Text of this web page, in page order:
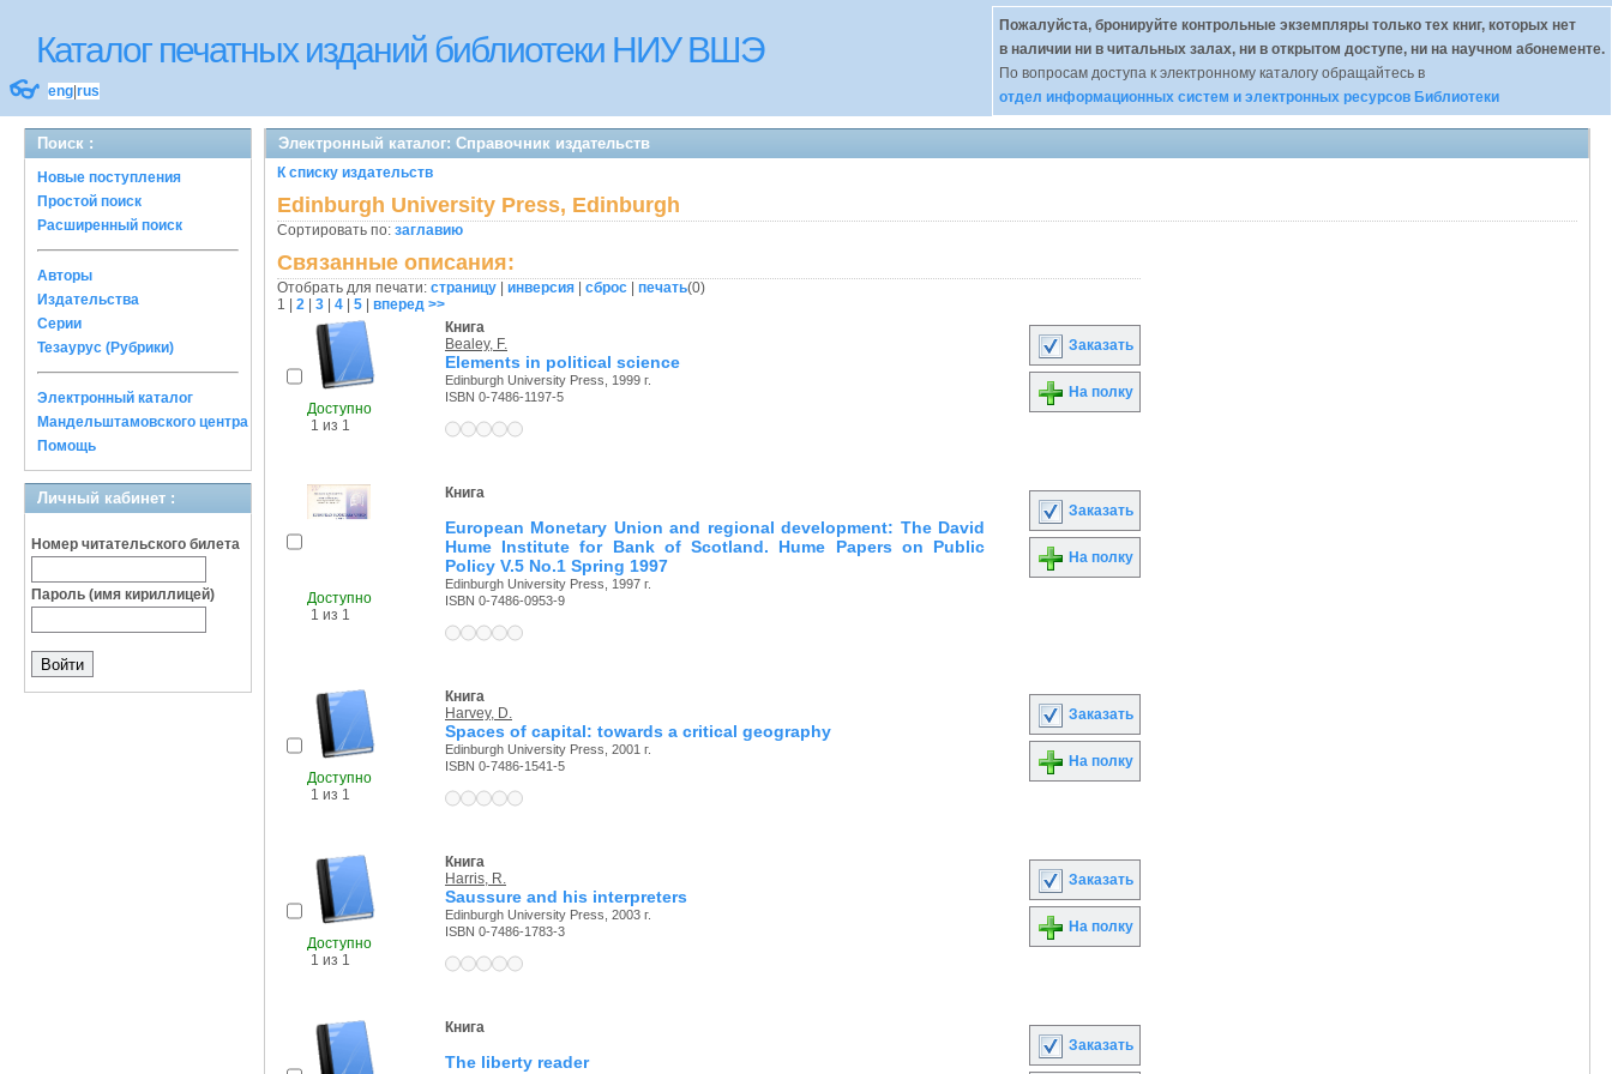
Каталог печатных изданий библиотеки НИУ ВШЭ
👓 eng rus
Пожалуйста, бронируйте контрольные экземпляры только тех книг, которых нет
в наличии ни в читальных залах, ни в открытом доступе, ни на научном абонементе.
По вопросам доступа к электронному каталогу обращайтесь в
отдел информационных систем и электронных ресурсов Библиотеки
Поиск :
Новые поступления
Простой поиск
Расширенный поиск
Авторы
Издательства
Серии
Тезаурус (Рубрики)
Электронный каталог
Мандельштамовского центра
Помощь
Личный кабинет :
Номер читательского билета
Пароль (имя кириллицей)
Электронный каталог: Справочник издательств
К списку издательств
Edinburgh University Press, Edinburgh
Сортировать по: заглавию
Связанные описания:
Отобрать для печати: страницу инверсия сброс печать(0)
1
2 3 4 5 вперед >>
Доступно
1 из 1
Книга
Bealey, F.
Elements in political science
Edinburgh University Press, 1999 г.
ISBN 0-7486-1197-5
Заказать
На полку
Доступно
1 из 1
Книга
European Monetary Union and regional development: The David
Hume Institute for Bank of Scotland. Hume Papers on Public
Policy V.5 No.1 Spring 1997
Edinburgh University Press, 1997 г.
ISBN 0-7486-0953-9
Заказать
На полку
Доступно
1 из 1
Книга
Harvey, D.
Spaces of capital: towards a critical geography
Edinburgh University Press, 2001 г.
ISBN 0-7486-1541-5
Заказать
На полку
Доступно
1 из 1
Книга
Harris, R.
Saussure and his interpreters
Edinburgh University Press, 2003 г.
ISBN 0-7486-1783-3
Заказать
На полку
Книга
The liberty reader
Заказать